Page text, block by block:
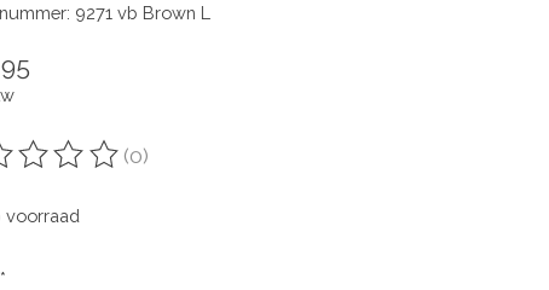
9271 vb Brown L
van dit product is
(0)
voorraad
*